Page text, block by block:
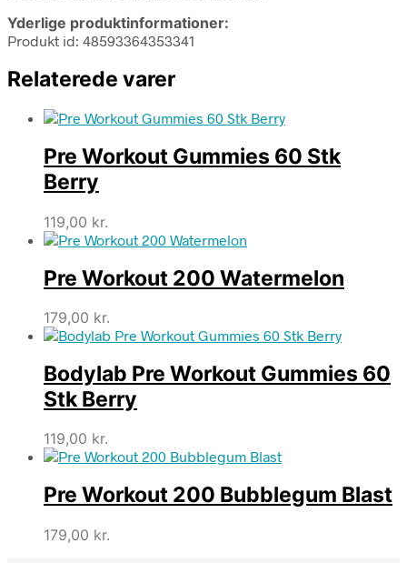
Yderlige produktinformationer:
Produkt id: 48593364353341
Relaterede varer
Pre Workout Gummies 60 Stk
Berry
119,00 kr.
Pre Workout 200 Watermelon
179,00 kr.
Bodylab Pre Workout Gummies 60
Stk Berry
119,00 kr.
Pre Workout 200 Bubblegum Blast
179,00 kr.